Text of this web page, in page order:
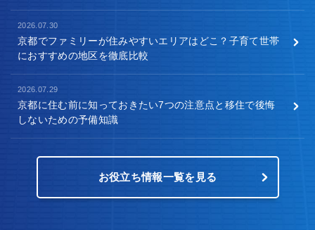
2026.07.30
京都でファミリーが住みやすいエリアはどこ？子育て世帯
におすすめの地区を徹底比較
2026.07.29
京都に住む前に知っておきたい7つの注意点と移住で後悔
しないための予備知識
お役立ち情報一覧を見る